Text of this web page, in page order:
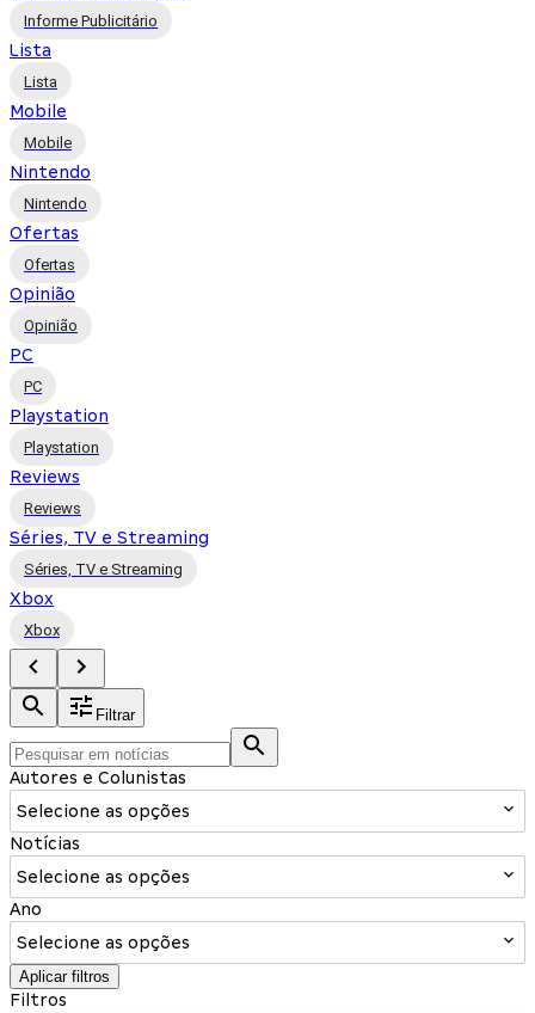
Informe Publicitário
Lista
Lista
Mobile
Mobile
Nintendo
Nintendo
Ofertas
Ofertas
Opinião
Opinião
PC
PC
Playstation
Playstation
Reviews
Reviews
Séries, TV e Streaming
Séries, TV e Streaming
Xbox
Xbox
Filtrar
Autores e Colunistas
Selecione as opções
Notícias
Selecione as opções
Ano
Selecione as opções
Aplicar filtros
Filtros